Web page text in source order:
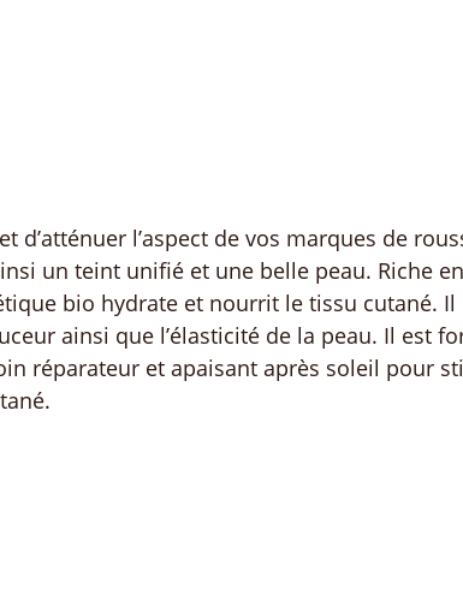
d’atténuer l’aspect de vos marques de
un teint unifié et une belle peau. Riche en
bio hydrate et nourrit le tissu cutané.
ainsi que l’élasticité de la peau. Il est
réparateur et apaisant après soleil pour